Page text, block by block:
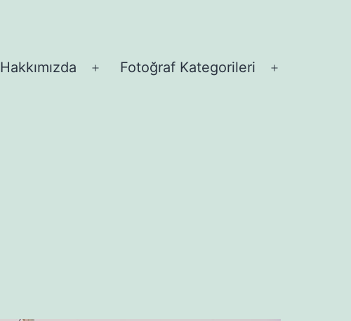
Hakkımızda
Menüyü
Fotoğraf Kategorileri